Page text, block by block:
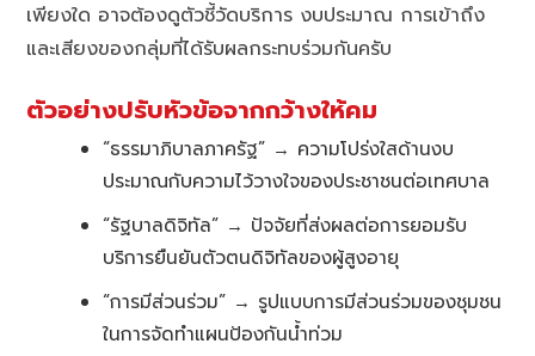
เพียงใด อาจต้องดูตัวชี้วัดบริการ งบประมาณ การเข้าถึง
และเสียงของกลุ่มที่ได้รับผลกระทบร่วมกันครับ
ตัวอย่างปรับหัวข้อจากกว้างให้คม
“ธรรมาภิบาลภาครัฐ” → ความโปร่งใสด้านงบ
ประมาณกับความไว้วางใจของประชาชนต่อเทศบาล
“รัฐบาลดิจิทัล” → ปัจจัยที่ส่งผลต่อการยอมรับ
บริการยืนยันตัวตนดิจิทัลของผู้สูงอายุ
“การมีส่วนร่วม” → รูปแบบการมีส่วนร่วมของชุมชน
ในการจัดทำแผนป้องกันน้ำท่วม